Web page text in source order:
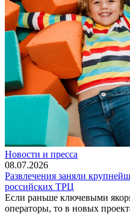
Новости и пресса
08.07.2026
Развлечения заняли
российских ТРЦ
Если раньше ключевыми
операторы, то в новых